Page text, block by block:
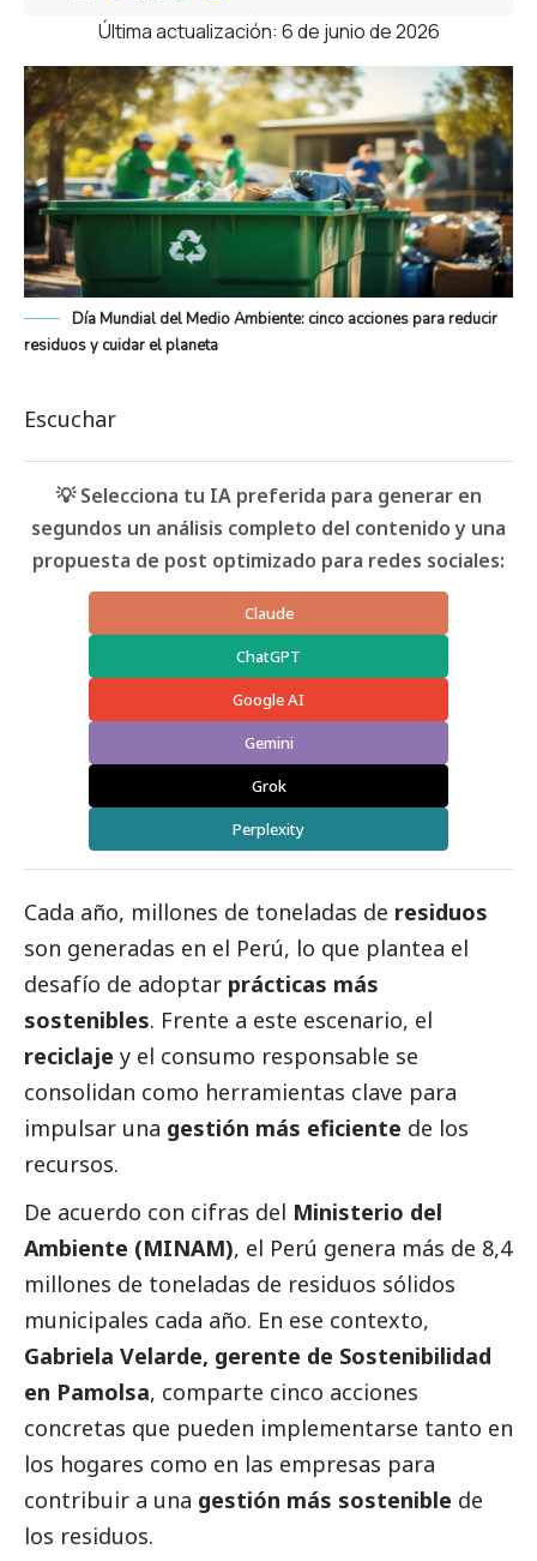
Última actualización: 6 de junio de 2026
Día Mundial del Medio Ambiente: cinco acciones para reducir
residuos y cuidar el planeta
Escuchar
💡 Selecciona tu IA preferida para generar en
segundos un análisis completo del contenido y una
propuesta de post optimizado para redes sociales:
Claude
ChatGPT
Google AI
Gemini
Grok
Perplexity
Cada año, millones de toneladas de residuos
son generadas en el Perú, lo que plantea el
desafío de adoptar prácticas más
sostenibles. Frente a este escenario, el
reciclaje y el consumo responsable se
consolidan como herramientas clave para
impulsar una gestión más eficiente de los
recursos.
De acuerdo con cifras del Ministerio del
Ambiente (MINAM), el Perú genera más de 8,4
millones de toneladas de residuos sólidos
municipales cada año. En ese contexto,
Gabriela Velarde, gerente de Sostenibilidad
en Pamolsa, comparte cinco acciones
concretas que pueden implementarse tanto en
los hogares como en las empresas para
contribuir a una gestión más sostenible de
los residuos.